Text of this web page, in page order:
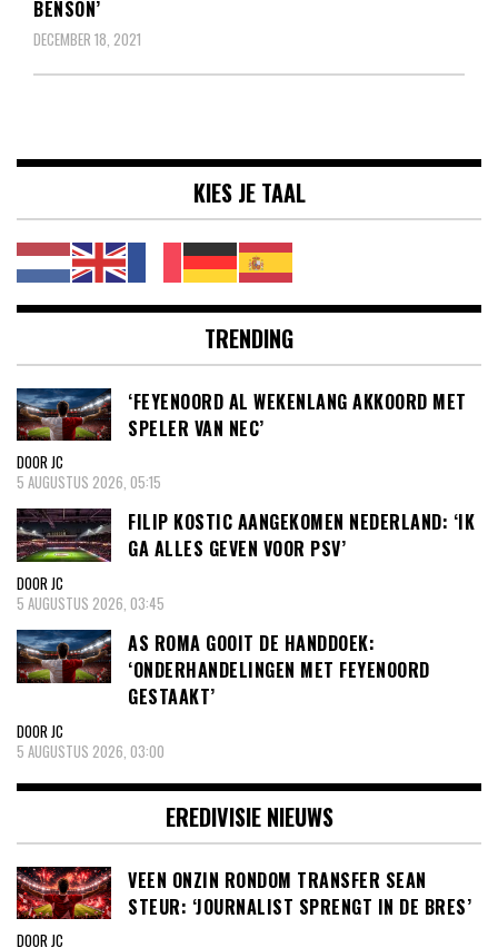
BENSON’
DECEMBER 18, 2021
KIES JE TAAL
TRENDING
‘FEYENOORD AL WEKENLANG AKKOORD MET
SPELER VAN NEC’
DOOR JC
5 AUGUSTUS 2026, 05:15
FILIP KOSTIC AANGEKOMEN NEDERLAND: ‘IK
GA ALLES GEVEN VOOR PSV’
DOOR JC
5 AUGUSTUS 2026, 03:45
AS ROMA GOOIT DE HANDDOEK:
‘ONDERHANDELINGEN MET FEYENOORD
GESTAAKT’
DOOR JC
5 AUGUSTUS 2026, 03:00
EREDIVISIE NIEUWS
VEEN ONZIN RONDOM TRANSFER SEAN
STEUR: ‘JOURNALIST SPRENGT IN DE BRES’
DOOR JC